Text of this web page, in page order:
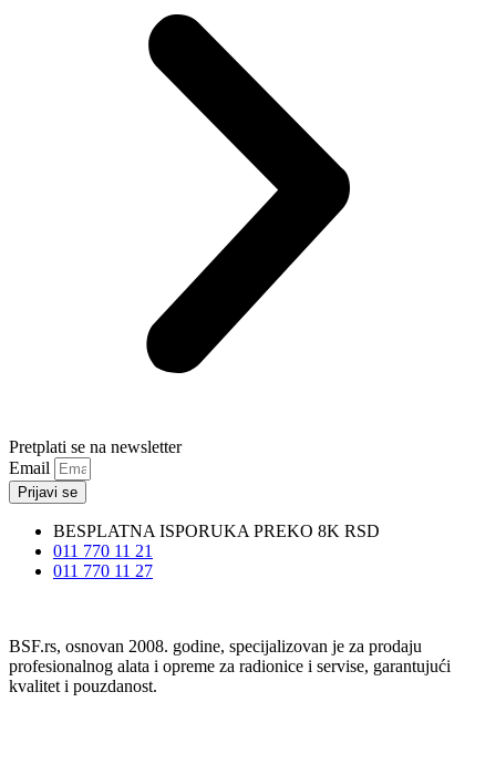
Pretplati se na newsletter
Email
Prijavi se
BESPLATNA ISPORUKA PREKO 8K RSD
011 770 11 21
011 770 11 27
BSF.rs, osnovan 2008. godine, specijalizovan je za prodaju
profesionalnog alata i opreme za radionice i servise, garantujući
kvalitet i pouzdanost.